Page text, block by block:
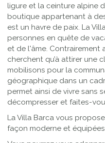
ligure et la ceinture alpine
boutique appartenant à
est un havre de paix. La
personnes en quête de
et de l'âme. Contrairement
cherchent qu’à attirer une
mobilisons pour la
géographique dans un
permet ainsi de vivre sans
décompresser et faites-
La Villa Barca vous
façon moderne et